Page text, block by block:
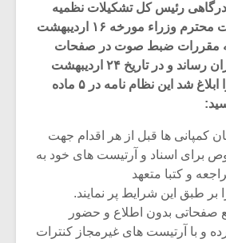
رئیس کل تشکیلات نظمیه
مملکتی مصوبه هیئت محترم وزراء مورخه ۱۶ اردیبهشت
نامه مقررات ضبط صوت در صفحات
گرامافون را به وزیران رساند و در تاریخ ۲۴ اردیبهشت
ماه ۱۳۰۷ جهت اجرا ابلاغ شد این نظام نامه در ۵ ماده
کمپانی ها قبل از هر اقدام جهت
برای اسناد و آرتیست های خود به
و کتبا متعهد
طبق این شرایط پر نمایند.
موقع صفحاتی بدون اطلاع و حضور
و با آرتیست های غیرمجاز کنترات